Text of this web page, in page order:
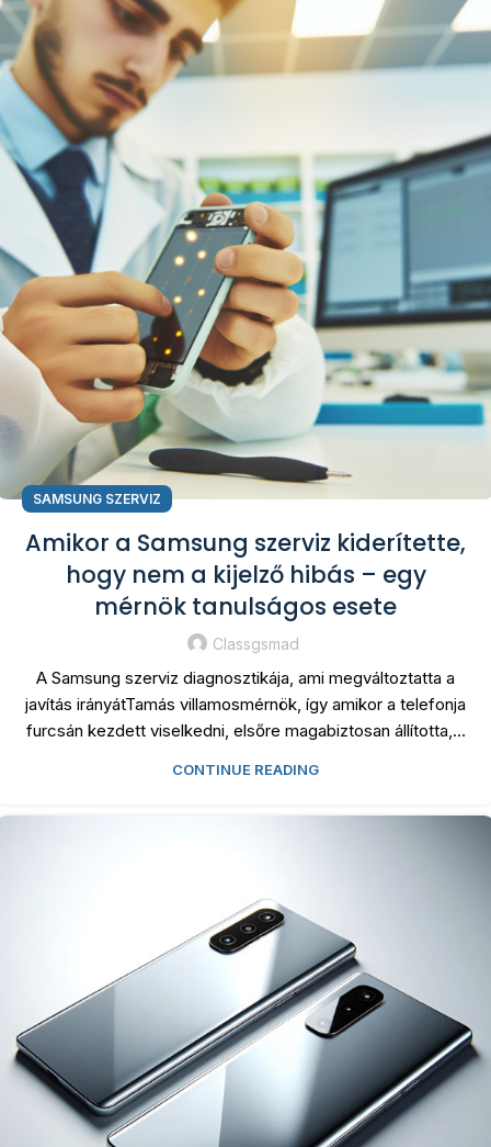
SAMSUNG SZERVIZ
Amikor a Samsung szerviz kiderítette,
hogy nem a kijelző hibás – egy
mérnök tanulságos esete
Classgsmad
A Samsung szerviz diagnosztikája, ami megváltoztatta a
javítás irányátTamás villamosmérnök, így amikor a telefonja
furcsán kezdett viselkedni, elsőre magabiztosan állította,...
CONTINUE READING